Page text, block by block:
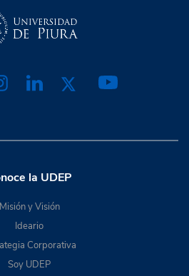
la UDEP
Misión y Visión
Ideario
Corporativa
Soy UDEP